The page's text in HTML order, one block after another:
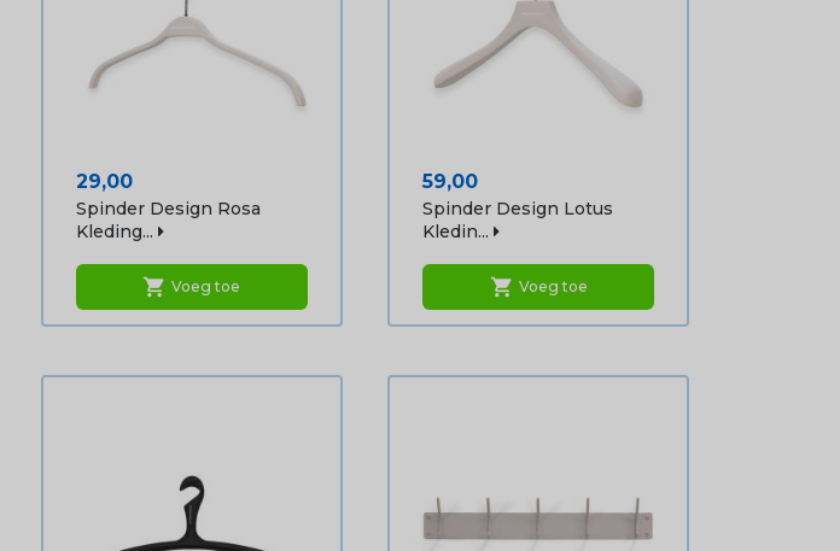
Prijs
29,00
Spinder Design Rosa
Kleding...
shopping_cart Voeg toe
Prijs
59,00
Spinder Design Lotus
Kledin...
shopping_cart Voeg toe